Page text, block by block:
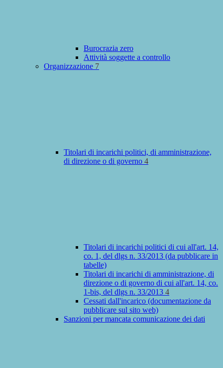
Burocrazia zero
Attività soggette a controllo
Organizzazione 7
Titolari di incarichi politici, di amministrazione,
di direzione o di governo 4
Titolari di incarichi politici di cui all'art. 14,
co. 1, del dlgs n. 33/2013 (da pubblicare in
tabelle)
Titolari di incarichi di amministrazione, di
direzione o di governo di cui all'art. 14, co.
1-bis, del dlgs n. 33/2013 4
Cessati dall'incarico (documentazione da
pubblicare sul sito web)
Sanzioni per mancata comunicazione dei dati